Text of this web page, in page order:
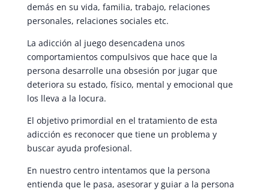
demás en su vida, familia, trabajo, relaciones
personales, relaciones sociales etc.
La adicción al juego desencadena unos
comportamientos compulsivos que hace que la
persona desarrolle una obsesión por jugar que
deteriora su estado, físico, mental y emocional que
los lleva a la locura.
El objetivo primordial en el tratamiento de esta
adicción es reconocer que tiene un problema y
buscar ayuda profesional.
En nuestro centro intentamos que la persona
entienda que le pasa, asesorar y guiar a la persona